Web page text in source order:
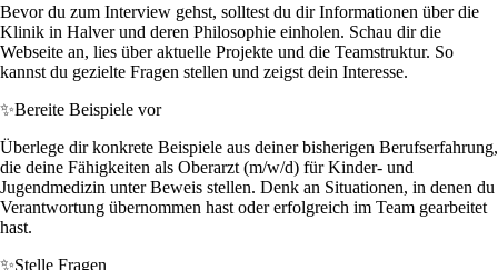
Bevor du zum Interview gehst, solltest du dir Informationen über die
Klinik in Halver und deren Philosophie einholen. Schau dir die
Webseite an, lies über aktuelle Projekte und die Teamstruktur. So
kannst du gezielte Fragen stellen und zeigst dein Interesse.
✨Bereite Beispiele vor
Überlege dir konkrete Beispiele aus deiner bisherigen Berufserfahrung,
die deine Fähigkeiten als Oberarzt (m/w/d) für Kinder- und
Jugendmedizin unter Beweis stellen. Denk an Situationen, in denen du
Verantwortung übernommen hast oder erfolgreich im Team gearbeitet
hast.
✨Stelle Fragen